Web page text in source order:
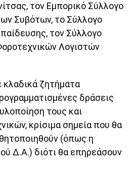
τον Εμπορικό Σύλλογο
Συβότων, το Σύλλογο
τον Σύλλογο
Λογιστών
κλαδικά ζητήματα
δράσεις
τους και
κρίσιμα σημεία που θα
(όπως η
Δ.Α.) διότι θα επηρεάσουν